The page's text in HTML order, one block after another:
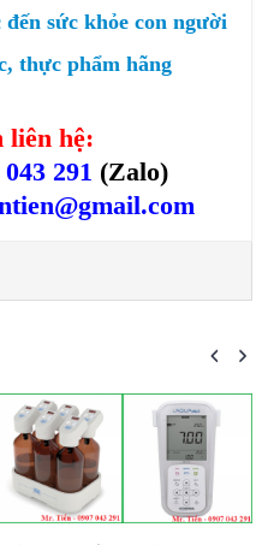
sức khỏe con người
thực phẩm hãng
liên hệ:
291 (Zalo)